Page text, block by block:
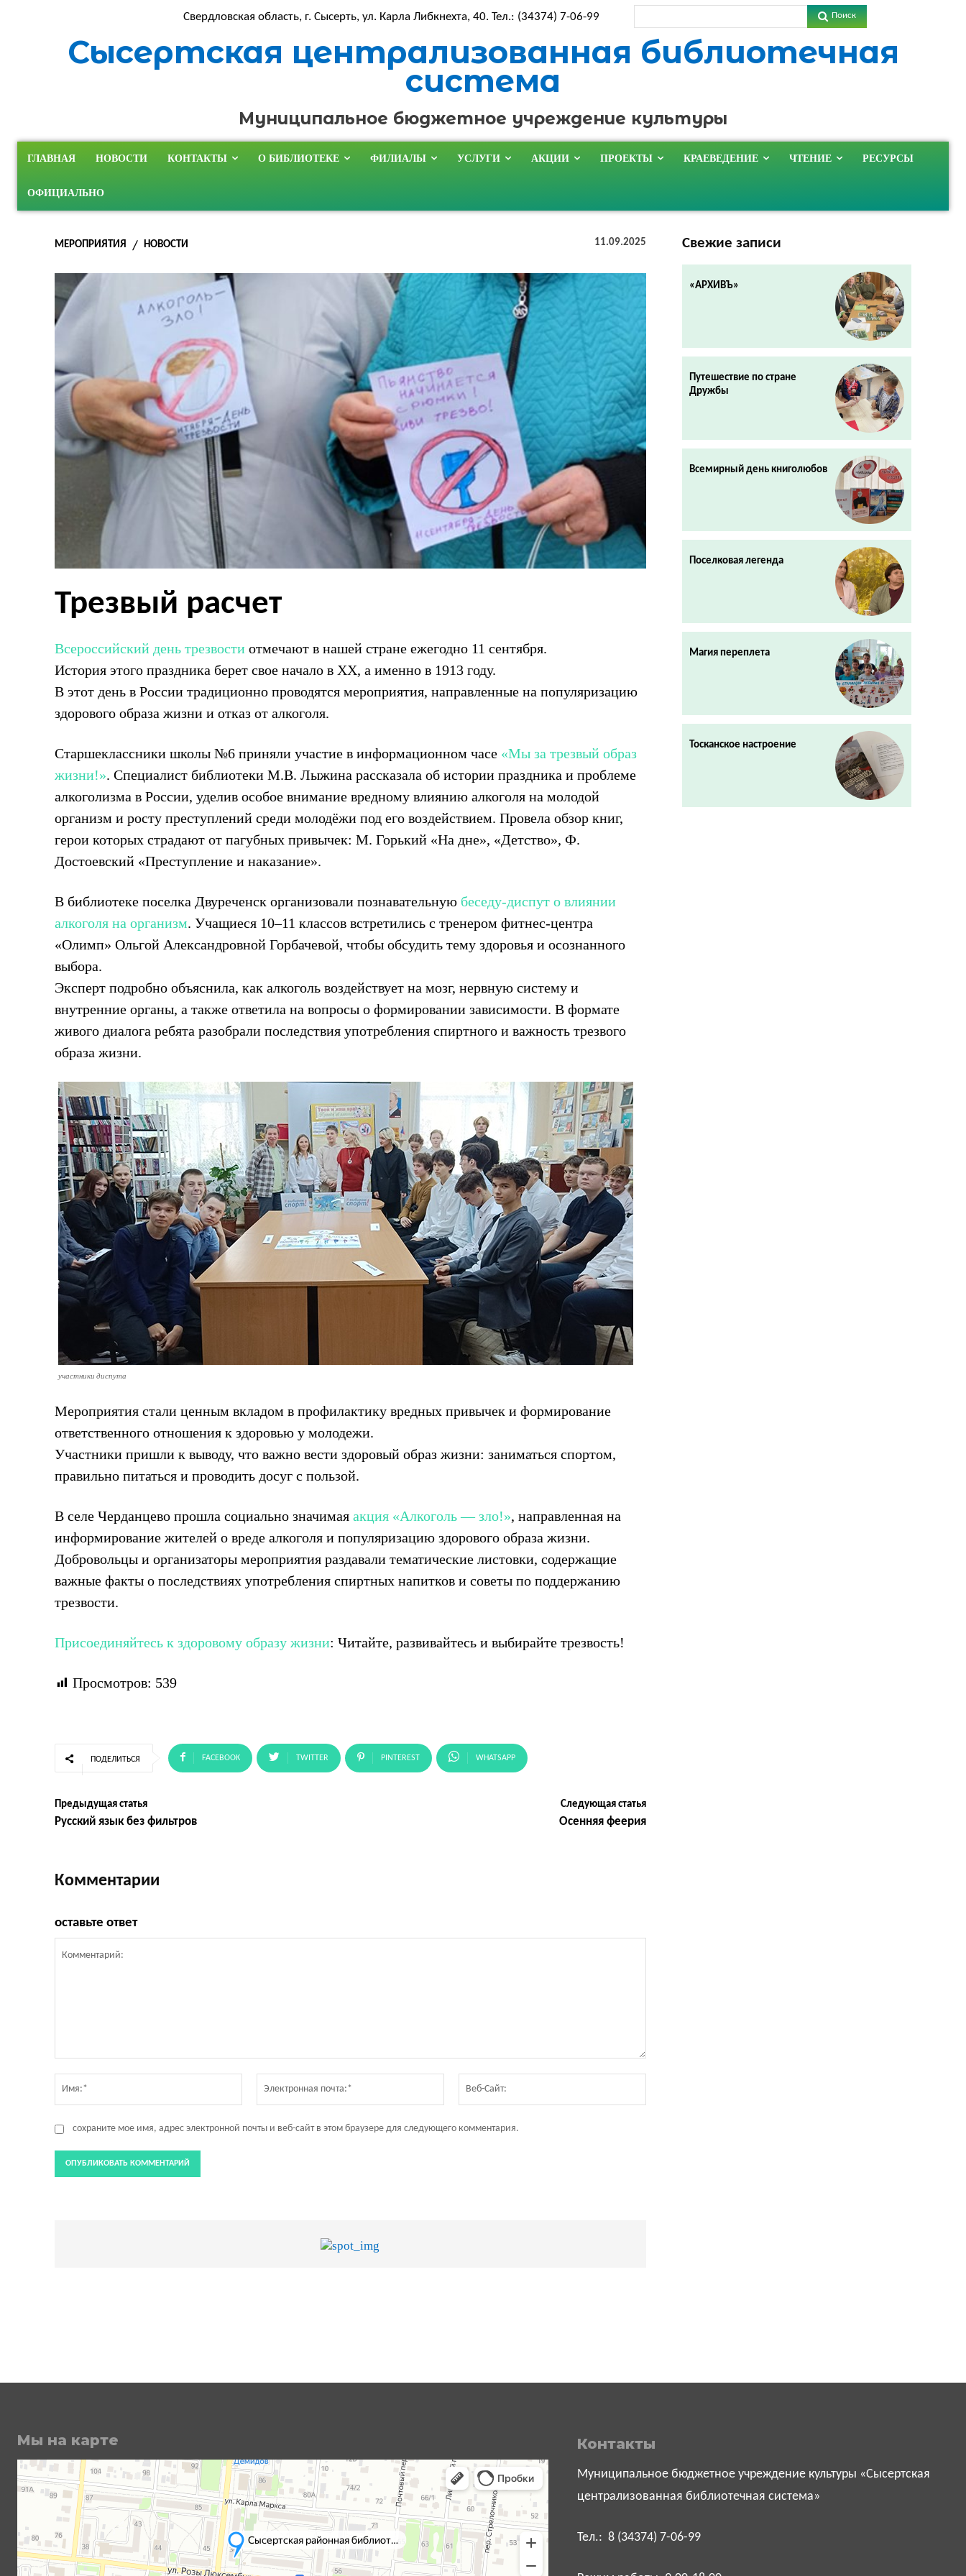
Свердловская область, г. Сысерть, ул. Карла Либкнехта, 40. Тел.: (34374) 7-06-99 Поиск
Сысертская централизованная библиотечная
система
Муниципальное бюджетное учреждение культуры
ГЛАВНАЯ НОВОСТИ КОНТАКТЫ О БИБЛИОТЕКЕ ФИЛИАЛЫ УСЛУГИ АКЦИИ ПРОЕКТЫ КРАЕВЕДЕНИЕ ЧТЕНИЕ РЕСУРСЫ
ОФИЦИАЛЬНО
МЕРОПРИЯТИЯ НОВОСТИ 11.09.2025
Трезвый расчет
Всероссийский день трезвости отмечают в нашей стране ежегодно 11 сентября.
История этого праздника берет свое начало в XX, а именно в 1913 году.
В этот день в России традиционно проводятся мероприятия, направленные на популяризацию
здорового образа жизни и отказ от алкоголя.
Старшеклассники школы №6 приняли участие в информационном часе «Мы за трезвый образ
жизни!». Специалист библиотеки М.В. Лыжина рассказала об истории праздника и проблеме
алкоголизма в России, уделив особое внимание вредному влиянию алкоголя на молодой
организм и росту преступлений среди молодёжи под его воздействием. Провела обзор книг,
герои которых страдают от пагубных привычек: М. Горький «На дне», «Детство», Ф.
Достоевский «Преступление и наказание».
В библиотеке поселка Двуреченск организовали познавательную беседу-диспут о влиянии
алкоголя на организм. Учащиеся 10–11 классов встретились с тренером фитнес-центра
«Олимп» Ольгой Александровной Горбачевой, чтобы обсудить тему здоровья и осознанного
выбора.
Эксперт подробно объяснила, как алкоголь воздействует на мозг, нервную систему и
внутренние органы, а также ответила на вопросы о формировании зависимости. В формате
живого диалога ребята разобрали последствия употребления спиртного и важность трезвого
образа жизни.
участники диспута
Мероприятия стали ценным вкладом в профилактику вредных привычек и формирование
ответственного отношения к здоровью у молодежи.
Участники пришли к выводу, что важно вести здоровый образ жизни: заниматься спортом,
правильно питаться и проводить досуг с пользой.
В селе Черданцево прошла социально значимая акция «Алкоголь — зло!», направленная на
информирование жителей о вреде алкоголя и популяризацию здорового образа жизни.
Добровольцы и организаторы мероприятия раздавали тематические листовки, содержащие
важные факты о последствиях употребления спиртных напитков и советы по поддержанию
трезвости.
Присоединяйтесь к здоровому образу жизни: Читайте, развивайтесь и выбирайте трезвость!
Просмотров: 539
ПОДЕЛИТЬСЯ FACEBOOK TWITTER PINTEREST WHATSAPP
Предыдущая статья
Русский язык без фильтров
Следующая статья
Осенняя феерия
Комментарии
оставьте ответ
почта:*
сохраните мое имя, адрес электронной почты и веб-сайт в этом браузере для следующего комментария.
Свежие записи
«АРХИВЪ»
Путешествие по стране
Дружбы
Всемирный день книголюбов
Поселковая легенда
Магия переплета
Тосканское настроение
Мы на карте Контакты
Муниципальное бюджетное учреждение культуры «Сысертская
централизованная библиотечная система»
Тел.: 8 (34374) 7-06-99